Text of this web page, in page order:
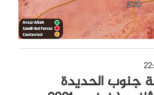
جنوب الحديدة